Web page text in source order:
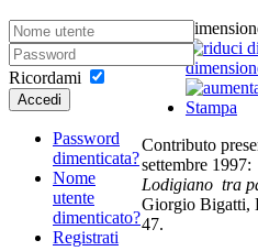
Stampa
Contributo
settembre 1997:
Lodigiano tra
Giorgio Bigatti,
47.
Ricordami
Accedi
Password
dimenticata?
Nome
utente
dimenticato?
Registrati